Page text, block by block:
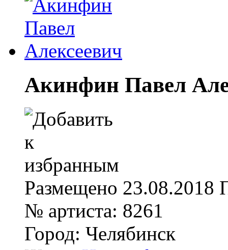
Акинфин Павел
Размещено 23.08.2018
№ артиста: 8261
Город: Челябинск